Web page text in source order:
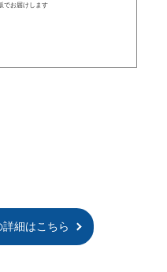
でお届けします
細はこちら